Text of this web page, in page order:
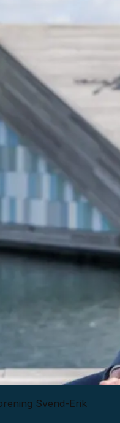
Svend-Erik